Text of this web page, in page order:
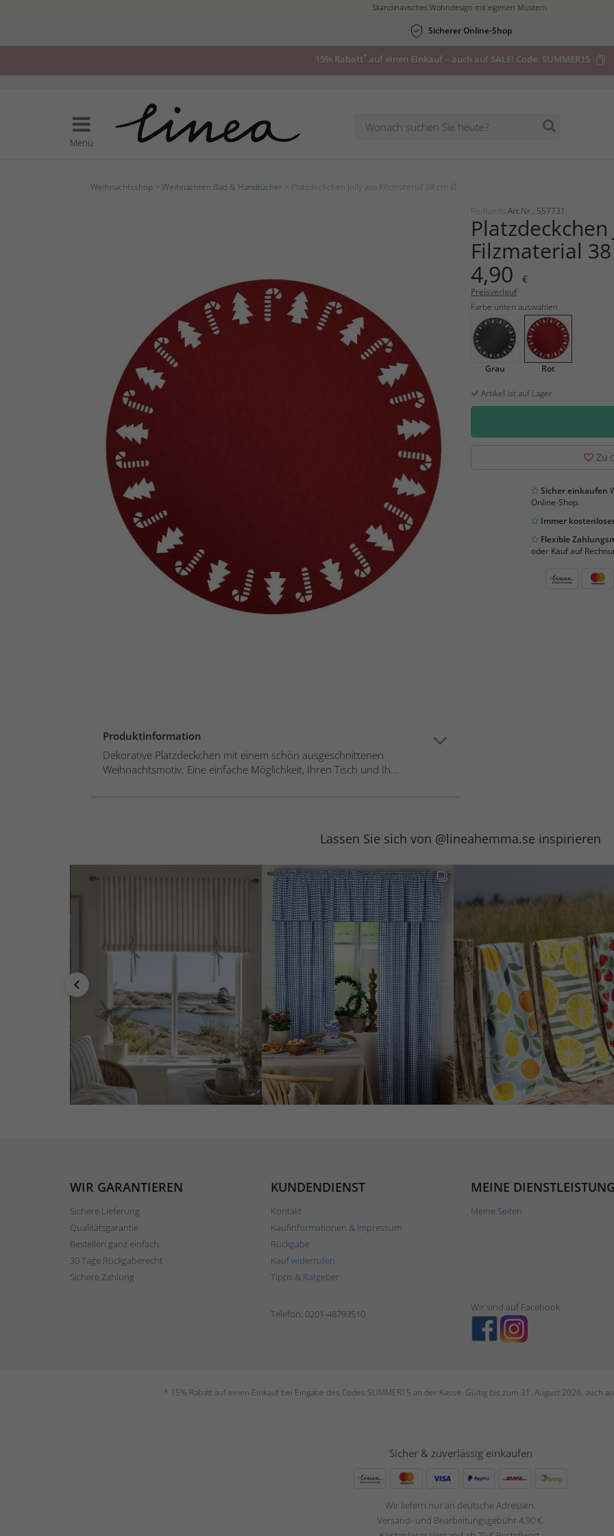
Skandinavisches Wohndesign mit eigenen Mustern.
Sicherer Online-Shop
15% Rabatt* auf einen Einkauf – auch auf SALE! Code: SUMMER15
Menü
Weihnachtsshop Weihnachten Bad & Handtücher > Platzdeckchen Jolly aus Filzmaterial 38 cm Ø
Produktinformation
Dekorative Platzdeckchen mit einem schön ausgeschnittenen
Weihnachtsmotiv. Eine einfache Möglichkeit, Ihren Tisch und Ih...
Redlunds Art.Nr.: 557731
Platzdeckchen
Filzmaterial
4,90 €
Preisverlauf
Farbe unten auswählen
Grau Rot
Artikel ist auf Lager
Zu
Sicher einkaufen
Online-Shop.
Immer
Flexible
oder Kauf auf
Lassen Sie sich von @lineahemma.se inspirieren
WIR GARANTIEREN
Sichere Lieferung
Qualitätsgarantie
Bestellen ganz einfach
30 Tage Rückgaberecht
Sichere Zahlung
KUNDENDIENST
Kontakt
Kaufinformationen & Impressum
Rückgabe
Kauf widerrufen
Tipps & Ratgeber
MEINE
Meine Seiten
Telefon: 0201-48793510
Wir sind auf Facebook
* 15% Rabatt auf einen Einkauf bei Eingabe des Codes SUMMER15 an der Kasse. Gültig bis zum 31. August 2026, auch
Sicher & zuverlässig einkaufen
Wir liefern nur an deutsche Adressen.
Versand- und Bearbeitungsgebühr 4,90 €.